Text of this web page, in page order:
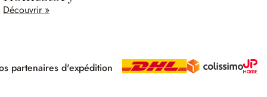
Découvrir »
partenaires d'expédition